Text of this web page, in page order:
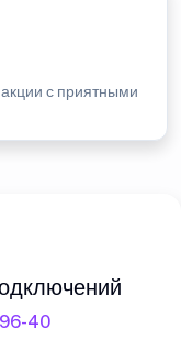
с приятными
40